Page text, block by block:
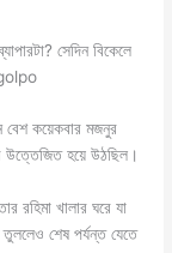
সেদিন বিকেলে
বেশ কয়েকবার মজনুর
উত্তেজিত হয়ে উঠছিল।
রহিমা খালার ঘরে যা
শেষ পর্যন্ত যেতে